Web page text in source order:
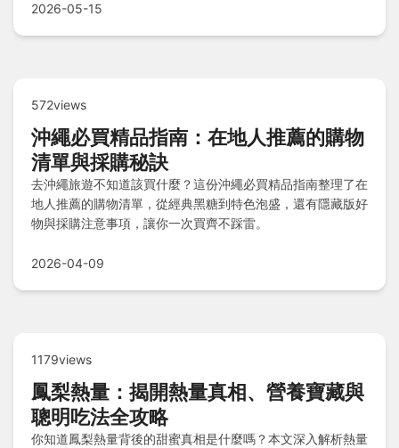
2026-05-15
572views
沖繩必買精品指南：在地人推薦的購物
清單與採購秘訣
去沖繩旅遊不知道該買什麼？這份沖繩必買精品指南整理了在
地人推薦的購物清單，從經典黑糖到特色泡盛，還有隱藏版好
物與採購注意事項，讓你一次買齊不踩雷。
2026-04-09
1179views
鳳梨熱量：揭開熱量真相、營養寶藏與
聰明吃法全攻略
你知道鳳梨熱量背後的甜蜜真相是什麼嗎？本文深入解析熱量